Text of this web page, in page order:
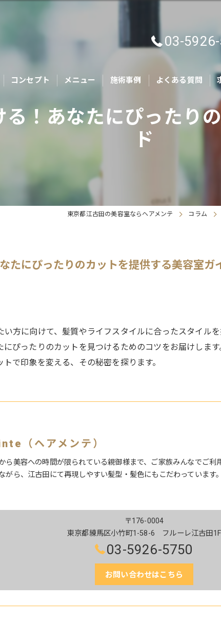
03-
コンセプト メニュー 施術事例 よくある質問
！あなたにぴったり
ド
東京都江古田の美容室ならヘアメンテ コラム
たにぴったりのカットを提供する美容室ガ
方に向けて、髪質やライフスタイルに合ったスタイル
ぴったりのカットを見つけるためのコツをお届けしま
で印象を変える、その秘密を探ります。
（ヘアメンテ）
ら美容への時間が限られている親御様まで、ご家族みんなでご
がら、江古田にて再現しやすい髪型・髪色にもこだわっています。
〒176-0004
東京都練馬区小竹町1-58-6 フルーレ江古田1F
03-5926-5750
お問い合わせはこちら